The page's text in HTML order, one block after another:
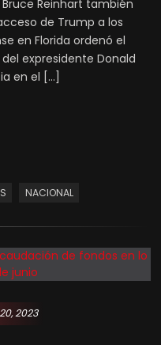
Reinhart también
de Trump a los
en Florida ordenó el
expresidente Donald
en el […]
NACIONAL
2023